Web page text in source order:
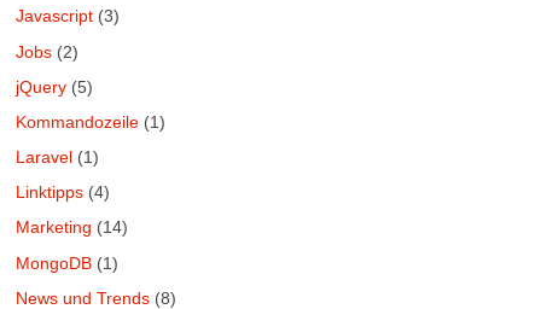
Javascript (3)
Jobs (2)
jQuery (5)
Kommandozeile (1)
Laravel (1)
Linktipps (4)
Marketing (14)
MongoDB (1)
News und Trends (8)